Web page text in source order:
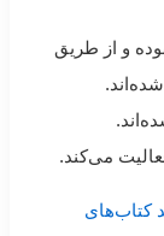
و از طریق
می‌کند.
کتاب‌های